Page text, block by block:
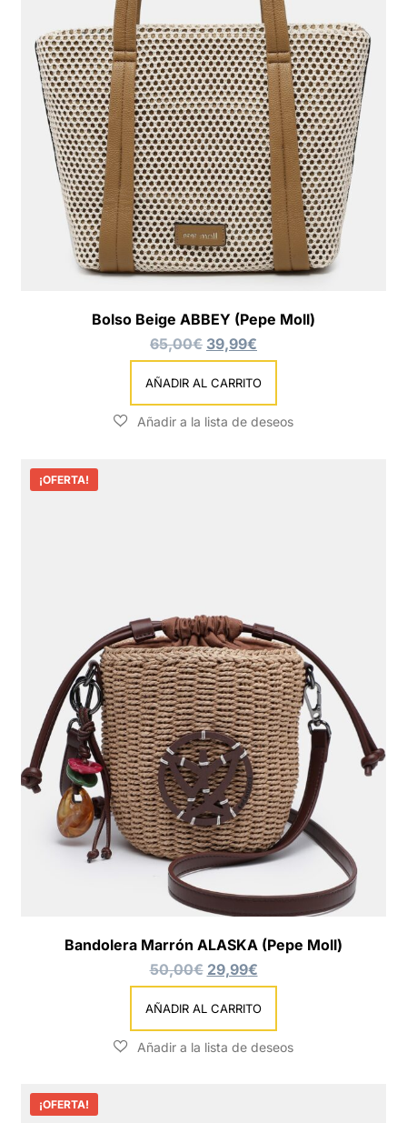
Bolso Beige ABBEY (Pepe Moll)
65,00€ 39,99€
AÑADIR AL CARRITO
¡OFERTA!
Bandolera Marrón ALASKA (Pepe Moll)
50,00€ 29,99€
AÑADIR AL CARRITO
¡OFERTA!